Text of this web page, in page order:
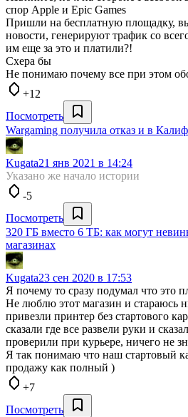
спор Apple и Epic Games
Пришли на бесплатную площадку,
новости, генерируют трафик со
им еще за это и платили?!
Схера бы
Не понимаю почему все при этом
+12
Посмотреть
Wargaming получила отказ и в
Kugata21 янв 2021 в 14:24
Указано же начало истории
-5
Посмотреть
320 ГБ вместо 6 ТБ: как могут
магазинах
Kugata23 сен 2020 в 17:53
Я почему то сразу подумал что это
Не люблю этот магазин и стараюсь
привезли принтер без стартового
сказали где все развели руки и
проверили при курьере, ничего не
Я так понимаю что наш стартовый
продажу как полный )
+7
Посмотреть